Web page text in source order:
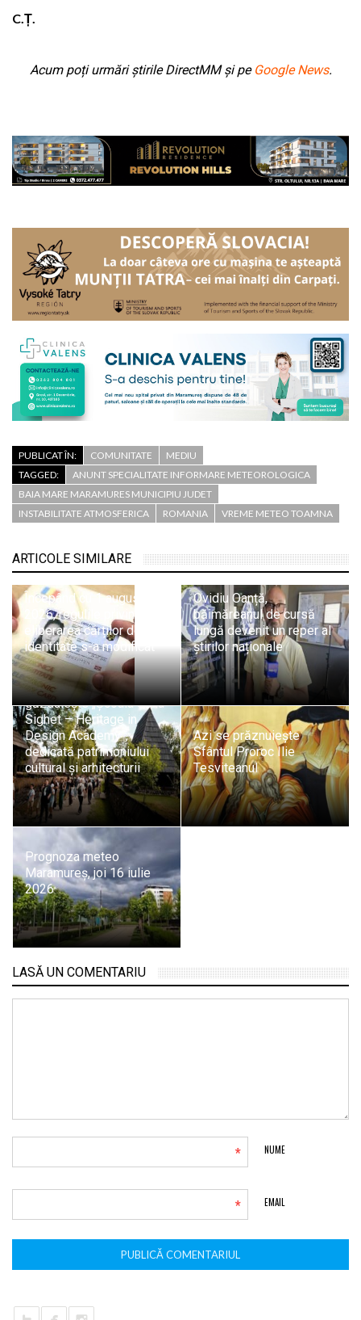
C.Ț.
Acum poți urmări știrile DirectMM și pe Google News.
PUBLICAT ÎN: COMUNITATE
MEDIU
TAGGED:
ANUNT SPECIALITATE INFORMARE METEOROLOGICA
BAIA MARE MARAMURES MUNICIPIU JUDET
INSTABILITATE ATMOSFERICA
ROMANIA VREME METEO TOAMNA
ARTICOLE SIMILARE
Începând cu 1 august
2026, regulile privind
eliberarea cărților de
identitate s-a modificat
Ovidiu Oanță,
băimăreanul de cursă
lungă devenit un reper al
știrilor naționale
Sighetu Marmației
găzduiește „Școala de la
Sighet – Heritage in
Design Academy”,
dedicată patrimoniului
cultural și arhitecturii
Azi se prăznuiește
Sfântul Proroc Ilie
Tesviteanul
Prognoza meteo
Maramureș, joi 16 iulie
2026
LASĂ UN COMENTARIU
NUME
*
EMAIL
*